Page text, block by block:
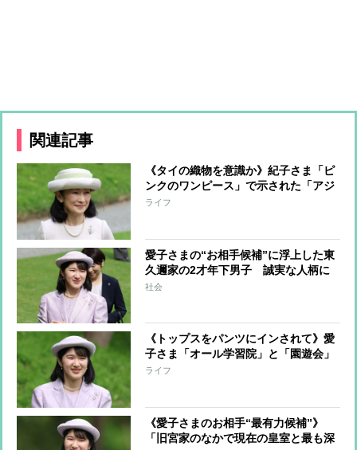
関連記事
《タイの織物を意識か》紀子さま「ピ
ンクのワンピース」で示された「アジ
アンテイストの新境地」【専門家の分
ライフ
愛子さまの“お相手候補”に浮上した東
久邇家の2才年下男子 誠実な人柄に
接した美智子さまは「愛子の結婚相手
社会
《トップスをパンツにインされて》愛
子さま「オール学習院」と「園遊会」
で魅せられた春ファッション「ラベン
ライフ
《愛子さまのお相手“最有力候補”》
「旧宮家のなかで現在の皇室と最も深